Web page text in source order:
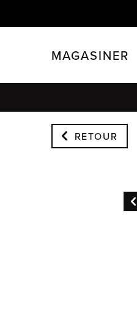
MAGASINER
FILTRER
RETOUR